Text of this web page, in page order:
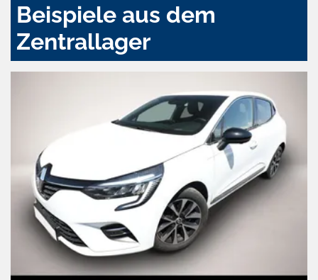
Beispiele aus dem
Zentrallager